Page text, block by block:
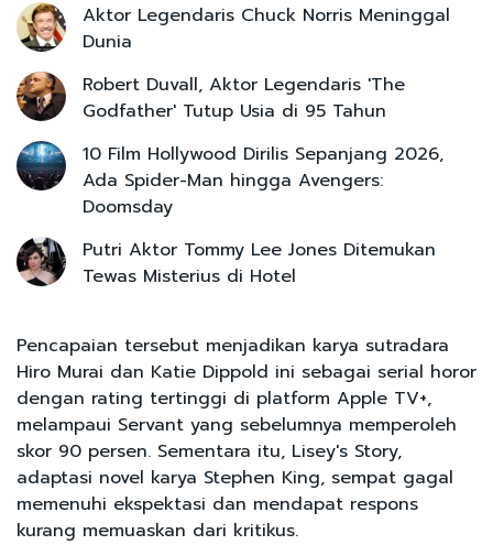
Aktor Legendaris Chuck Norris Meninggal
Dunia
Robert Duvall, Aktor Legendaris 'The
Godfather' Tutup Usia di 95 Tahun
10 Film Hollywood Dirilis Sepanjang 2026,
Ada Spider-Man hingga Avengers:
Doomsday
Putri Aktor Tommy Lee Jones Ditemukan
Tewas Misterius di Hotel
Pencapaian tersebut menjadikan karya sutradara
Hiro Murai dan Katie Dippold ini sebagai serial horor
dengan rating tertinggi di platform Apple TV+,
melampaui Servant yang sebelumnya memperoleh
skor 90 persen. Sementara itu, Lisey's Story,
adaptasi novel karya Stephen King, sempat gagal
memenuhi ekspektasi dan mendapat respons
kurang memuaskan dari kritikus.